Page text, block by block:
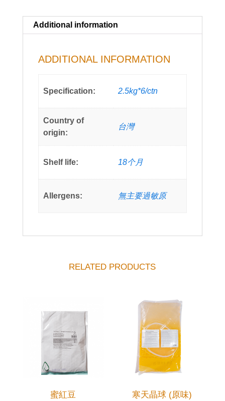
Additional information
ADDITIONAL INFORMATION
Specification: 2.5kg*6/ctn
Country of
origin:
台灣
Shelf life: 18个月
Allergens: 無主要過敏原
RELATED PRODUCTS
蜜紅豆 寒天晶球 (原味)